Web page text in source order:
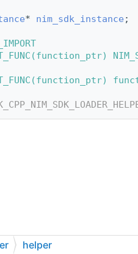
* nim_sdk_instance ;
helper